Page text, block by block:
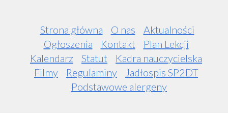
Strona główna O nas
Aktualności
Ogłoszenia
Kontakt
Plan Lekcji
Kalendarz
Statut
Kadra nauczycielska
Filmy
Regulaminy
Jadłospis SP2DT
Podstawowe alergeny